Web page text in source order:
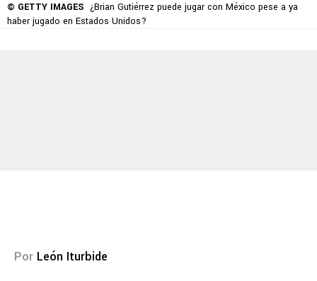
© GETTY IMAGES ¿Brian Gutiérrez puede jugar con México pese a ya
haber jugado en Estados Unidos?
Por León Iturbide